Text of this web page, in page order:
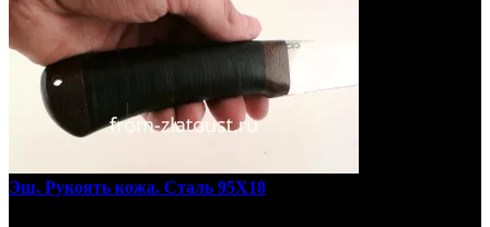
Эш. Рукоять кожа. Сталь 95Х18